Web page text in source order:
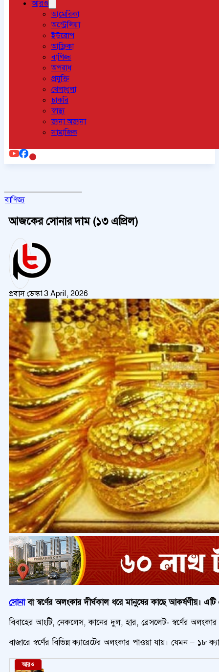
আরও
আমেরিকা
অস্ট্রেলিয়া
ইউরোপ
আফ্রিকা
বাণিজ্য
অপরাধ
প্রযুক্তি
খেলাধুলা
চাকরি
স্বাস্থ্য
জানা অজানা
সামাজিক
বাণিজ্য
আজকের সোনার দাম (১৩ এপ্রিল)
প্রবাস ডেস্ক13 April, 2026
সোনাবা স্বর্ণের অলংকার দীর্ঘকাল ধরে মানুষের কাছে আকর্ষণীয়।
বিবাহের আংটি, নেকলেস, কানের দুল, হার, ব্রেসলেট- স্বর্ণের
বাজারে স্বর্ণের বিভিন্ন ক্যারেটের অলংকার পাওয়া যায়। যেমন – ১৮
আরও